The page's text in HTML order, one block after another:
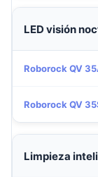
LED visión
Roborock QV
Roborock QV
Limpieza